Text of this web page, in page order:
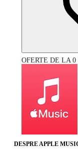
OFERTE DE LA
DESPRE APPLE